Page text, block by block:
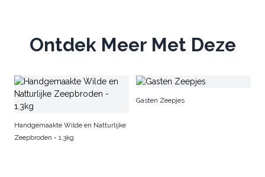
Ontdek Meer Met Deze
Handgemaakte Wilde en Natturlijke
Zeepbroden - 1.3kg
Gasten Zeepjes